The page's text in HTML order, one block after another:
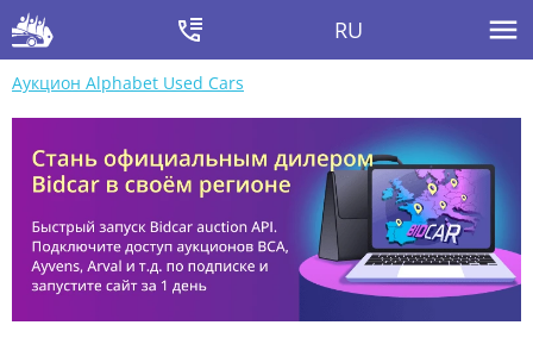
RU
Аукцион Alphabet Used Cars